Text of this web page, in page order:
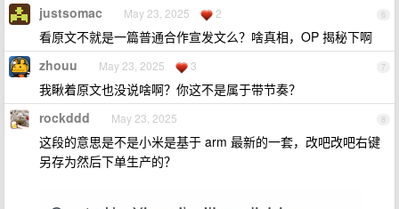
6
justsomac May 23, 2025 2
看原文不就是一篇普通合作宣发文么？啥真相，OP 揭秘下啊
7
zhouu May 23, 2025 3
我瞅着原文也没说啥啊？你这不是属于带节奏？
8
rockddd May 23, 2025
这段的意思是不是小米是基于 arm 最新的一套，改吧改吧右键
另存为然后下单生产的？